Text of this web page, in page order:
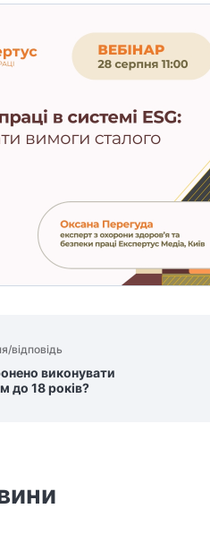
відповідь
виконувати
до 18 років?